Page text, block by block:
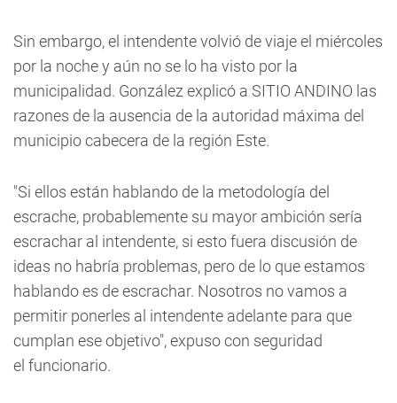
Sin embargo, el intendente volvió de viaje el miércoles
por la noche y aún no se lo ha visto por la
municipalidad. González explicó a SITIO ANDINO las
razones de la ausencia de la autoridad máxima del
municipio cabecera de la región Este.
"Si ellos están hablando de la metodología del
escrache, probablemente su mayor ambición sería
escrachar al intendente, si esto fuera discusión de
ideas no habría problemas, pero de lo que estamos
hablando es de escrachar. Nosotros no vamos a
permitir ponerles al intendente adelante para que
cumplan ese objetivo", expuso con seguridad
el funcionario.